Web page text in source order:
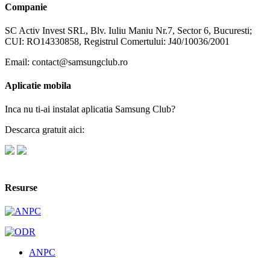
Companie
SC Activ Invest SRL, Blv. Iuliu Maniu Nr.7, Sector 6, Bucuresti;
CUI: RO14330858, Registrul Comertului: J40/10036/2001
Email: contact@samsungclub.ro
Aplicatie mobila
Inca nu ti-ai instalat aplicatia Samsung Club?
Descarca gratuit aici:
Resurse
ANPC